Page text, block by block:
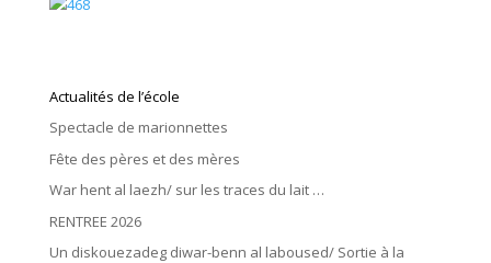
Actualités de l’école
Spectacle de marionnettes
Fête des pères et des mères
War hent al laezh/ sur les traces du lait …
RENTREE 2026
Un diskouezadeg diwar-benn al laboused/ Sortie à la